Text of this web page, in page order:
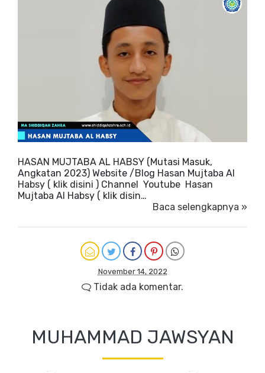
HASAN MUJTABA AL HABSY (Mutasi Masuk,
Angkatan 2023) Website /Blog Hasan Mujtaba Al
Habsy ( klik disini ) Channel Youtube Hasan
Mujtaba Al Habsy ( klik disin…
Baca selengkapnya »
November 14, 2022
Tidak ada komentar.
MUHAMMAD JAWSYAN